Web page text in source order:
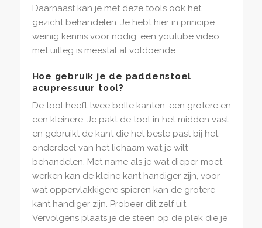
Daarnaast kan je met deze tools ook het
gezicht behandelen. Je hebt hier in principe
weinig kennis voor nodig, een youtube video
met uitleg is meestal al voldoende.
Hoe gebruik je de paddenstoel
acupressuur tool?
De tool heeft twee bolle kanten, een grotere en
een kleinere. Je pakt de tool in het midden vast
en gebruikt de kant die het beste past bij het
onderdeel van het lichaam wat je wilt
behandelen. Met name als je wat dieper moet
werken kan de kleine kant handiger zijn, voor
wat oppervlakkigere spieren kan de grotere
kant handiger zijn. Probeer dit zelf uit.
Vervolgens plaats je de steen op de plek die je